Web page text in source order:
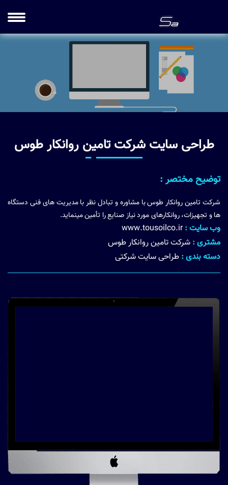
طراحی سایت شرکت تامین روانکار طوس
توضیح مختصر :
شركت تامین روانکار طوس با مشاوره و تبادل نظر با مديريت های فنی دستگاه
ها و تجهيزات، روانكارهای مورد نياز صنایع را تأمين مینمايد.
وب سایت : www.tousoilco.ir
مشتری : شرکت تامین روانکار طوس
دسته بندی : طراحی سایت شرکتی